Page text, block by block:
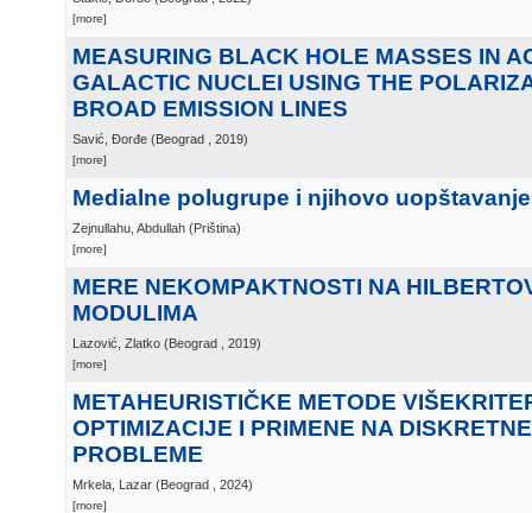
[more]
MEASURING BLACK HOLE MASSES IN
GALACTIC NUCLEI USING THE
BROAD EMISSION LINES
Savić, Đorđe (Beograd , 2019)
[more]
Medialne polugrupe i njihovo uopštavanje
Zejnullahu, Abdullah (Priština)
[more]
MERE NEKOMPAKTNOSTI NA
MODULIMA
Lazović, Zlatko (Beograd , 2019)
[more]
METAHEURISTIČKE METODE
OPTIMIZACIJE I PRIMENE NA
PROBLEME
Mrkela, Lazar (Beograd , 2024)
[more]